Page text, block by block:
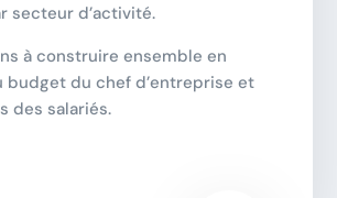
secteur d’activité.
à construire ensemble en
budget du chef d’entreprise et
des salariés.